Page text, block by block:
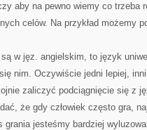
aby na pewno wiemy co trzeba
celów. Na przykład możemy
w jęz. angielskim, to język
nim. Oczywiście jedni lepiej,
zaliczyć podciągnięcie się z
że gdy człowiek często gra,
grania jesteśmy bardziej